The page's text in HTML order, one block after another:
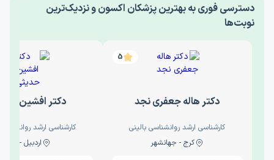
‎دسترسی فوری به بهترین پزشکان اکسون و نزدیک‌ترین
نوبت‌ها
5
دکتر هاله جعفری نجد
کارشناسی ارشد روانشناسی بالینی
کرج - جهانشهر
دکتر افشین
کارشناسی ارشد
اردبیل - والی